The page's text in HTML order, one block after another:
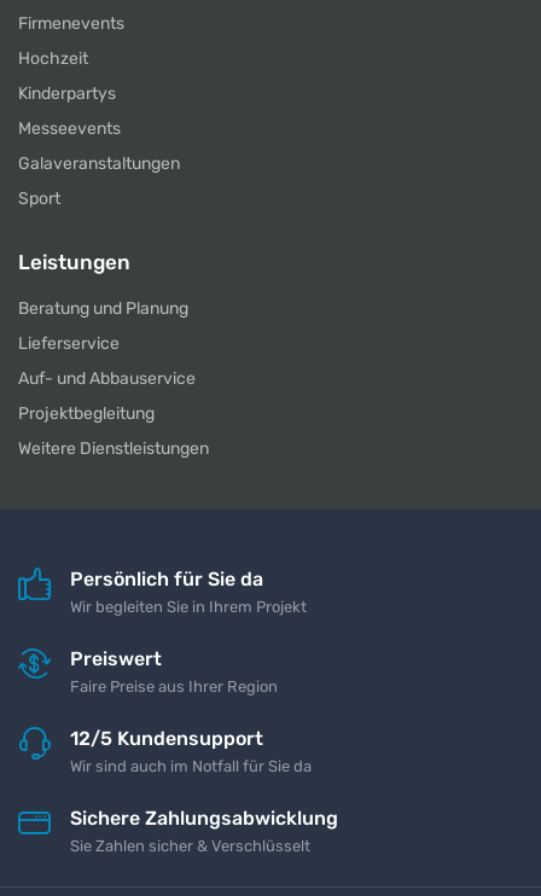
Firmenevents
Hochzeit
Kinderpartys
Messeevents
Galaveranstaltungen
Sport
Leistungen
Beratung und Planung
Lieferservice
Auf- und Abbauservice
Projektbegleitung
Weitere Dienstleistungen
Persönlich für Sie da
Wir begleiten Sie in Ihrem Projekt
Preiswert
Faire Preise aus Ihrer Region
12/5 Kundensupport
Wir sind auch im Notfall für Sie da
Sichere Zahlungsabwicklung
Sie Zahlen sicher & Verschlüsselt